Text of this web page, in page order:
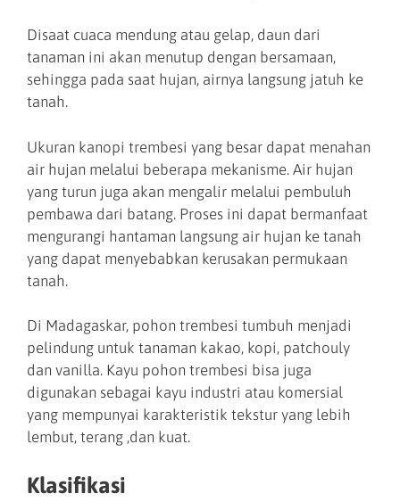
Disaat cuaca mendung atau gelap, daun dari
tanaman ini akan menutup dengan bersamaan,
sehingga pada saat hujan, airnya langsung jatuh ke
tanah.
Ukuran kanopi trembesi yang besar dapat menahan
air hujan melalui beberapa mekanisme. Air hujan
yang turun juga akan mengalir melalui pembuluh
pembawa dari batang. Proses ini dapat bermanfaat
mengurangi hantaman langsung air hujan ke tanah
yang dapat menyebabkan kerusakan permukaan
tanah.
Di Madagaskar, pohon trembesi tumbuh menjadi
pelindung untuk tanaman kakao, kopi, patchouly
dan vanilla. Kayu pohon trembesi bisa juga
digunakan sebagai kayu industri atau komersial
yang mempunyai karakteristik tekstur yang lebih
lembut, terang ,dan kuat.
Klasifikasi